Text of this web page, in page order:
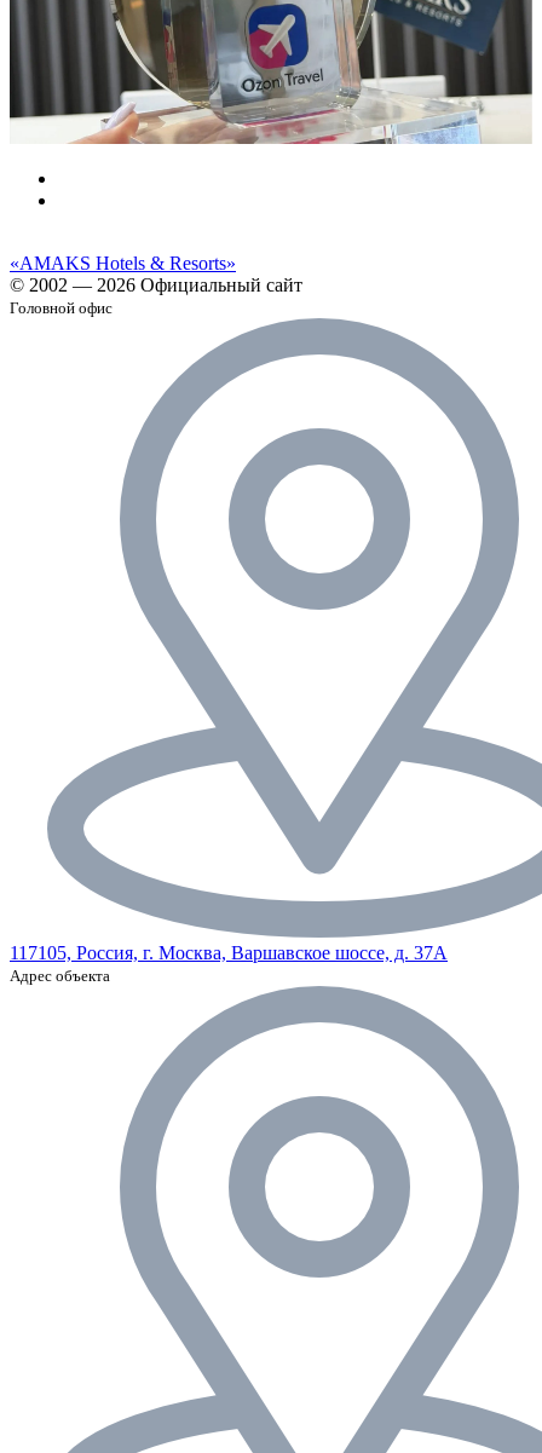
«AMAKS Hotels & Resorts»
© 2002 — 2026 Официальный сайт
Головной офис
117105, Россия, г. Москва, Варшавское шоссе, д. 37А
Адрес объекта